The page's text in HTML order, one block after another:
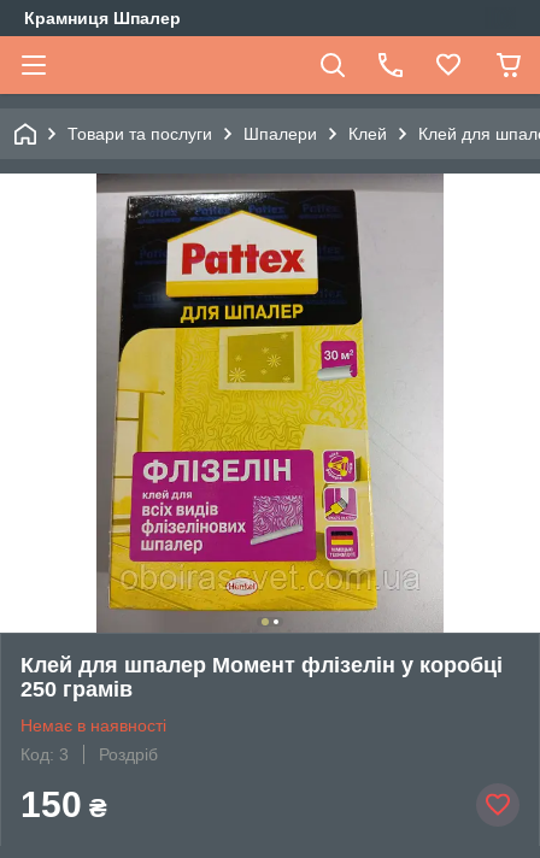
Крамниця Шпалер
Товари та послуги Шпалери Клей Клей для
Клей для шпалер Момент флізелін у коробці
250 грамів
Немає в наявності
Код: 3
Роздріб
150 ₴